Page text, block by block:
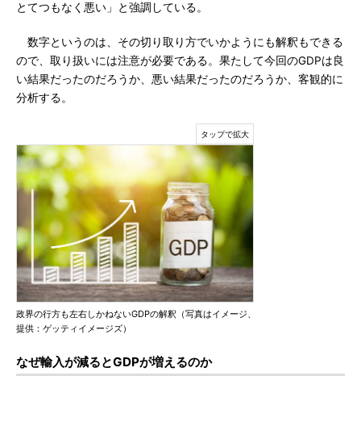
とてつもなく悪い」と強調している。
数字というのは、その切り取り方でいかようにも解釈もできる
ので、取り扱いには注意が必要である。果たして今回のGDPは良
い結果だったのだろうか、悪い結果だったのだろうか、客観的に
分析する。
政界の行方も左右しかねないGDPの解釈（写真はイメージ、
提供：ゲッティイメージズ）
なぜ輸入が減るとGDPが増えるのか